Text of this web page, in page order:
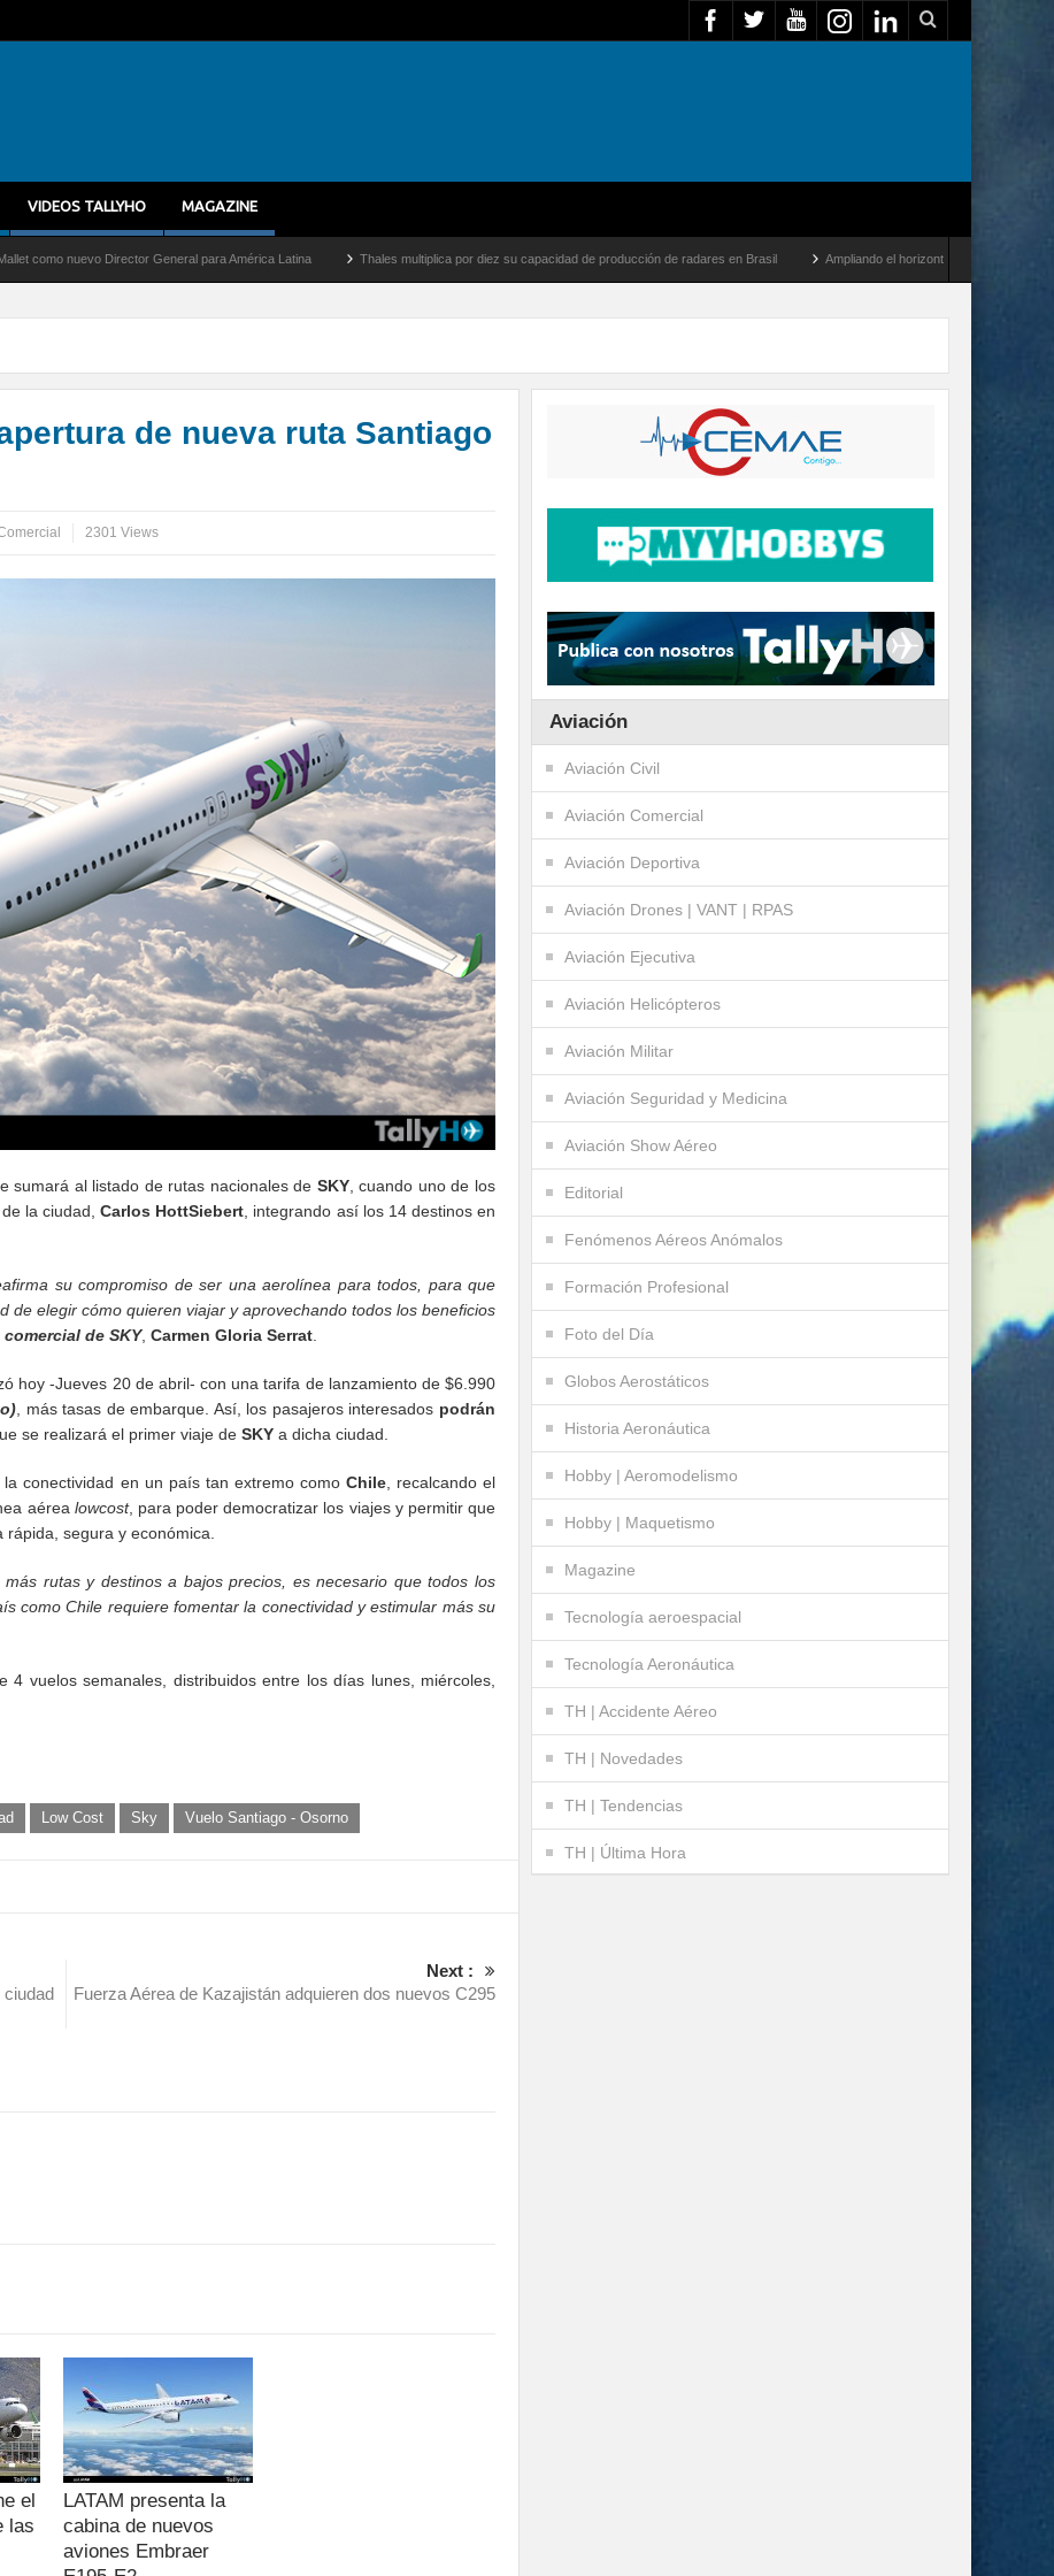
VIDEOS TALLYHO MAGAZINE
Director General para América Latina Thales multiplica por diez su capacidad de producción de radares en Brasil Ampliando el horizonte: Dentro del vuelo de desarrollo
de nueva ruta Santiago
2301 Views
sumará al listado de rutas nacionales de SKY, cuando uno de los
de la ciudad,Carlos HottSiebert, integrando así los 14 destinos en
su compromiso de ser una aerolínea para todos, para que
de elegir cómo quieren viajar y aprovechando todos los beneficios
de SKY, Carmen Gloria Serrat.
hoy -Jueves 20 de abril- con una tarifa de lanzamiento de $6.990
, más tasas de embarque. Así, los pasajeros interesados podrán
se realizará el primer viaje de SKY a dicha ciudad.
conectividad en un país tan extremo como Chile, recalcando el
aérea lowcost, para poder democratizar los viajes y permitir que
segura y económica.
rutas y destinos a bajos precios, es necesario que todos los
como Chile requiere fomentar la conectividad y estimular más su
vuelos semanales, distribuidos entre los días lunes, miércoles,
Low Cost Sky Vuelo Santiago - Osorno
ciudad
Next :
Fuerza Aérea de Kazajistán adquieren dos nuevos C295
el
las
LATAM presenta la
cabina de nuevos
aviones Embraer
Aviación
Aviación Civil
Aviación Comercial
Aviación Deportiva
Aviación Drones | VANT | RPAS
Aviación Ejecutiva
Aviación Helicópteros
Aviación Militar
Aviación Seguridad y Medicina
Aviación Show Aéreo
Editorial
Fenómenos Aéreos Anómalos
Formación Profesional
Foto del Día
Globos Aerostáticos
Historia Aeronáutica
Hobby | Aeromodelismo
Hobby | Maquetismo
Magazine
Tecnología aeroespacial
Tecnología Aeronáutica
TH | Accidente Aéreo
TH | Novedades
TH | Tendencias
TH | Última Hora